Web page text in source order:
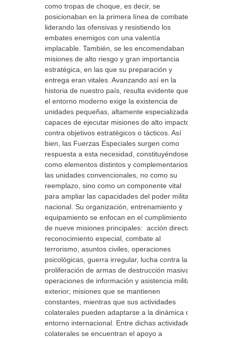
como tropas de choque, es decir, se
posicionaban en la primera línea de combate,
liderando las ofensivas y resistiendo los
embates enemigos con una valentía
implacable. También, se les encomendaban
misiones de alto riesgo y gran importancia
estratégica, en las que su preparación y
entrega eran vitales. Avanzando así en la
historia de nuestro país, resulta evidente que
el entorno moderno exige la existencia de
unidades pequeñas, altamente especializadas,
capaces de ejecutar misiones de alto impacto
contra objetivos estratégicos o tácticos. Así
bien, las Fuerzas Especiales surgen como
respuesta a esta necesidad, constituyéndose
como elementos distintos y complementarios a
las unidades convencionales, no como su
reemplazo, sino como un componente vital
para ampliar las capacidades del poder militar
nacional. Su organización, entrenamiento y
equipamiento se enfocan en el cumplimiento
de nueve misiones principales: acción directa,
reconocimiento especial, combate al
terrorismo, asuntos civiles, operaciones
psicológicas, guerra irregular, lucha contra la
proliferación de armas de destrucción masiva,
operaciones de información y asistencia militar
exterior; misiones que se mantienen
constantes, mientras que sus actividades
colaterales pueden adaptarse a la dinámica del
entorno internacional. Entre dichas actividades
colaterales se encuentran el apoyo a